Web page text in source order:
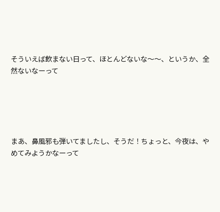
そういえば飲まない日って、ほとんどないな～～、というか、全
然ないなーって
まあ、鼻風邪も弾いてましたし、そうだ！ちょっと、今夜は、や
めてみようかなーって